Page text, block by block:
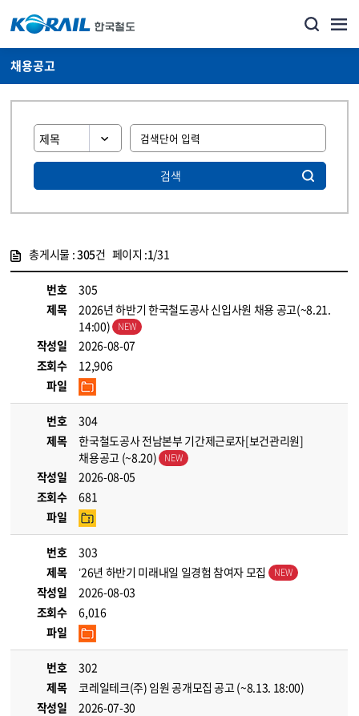
채용공고
검색
총게시물 :305건 페이지 :1/31
번호
305
제목
2026년 하반기 한국철도공사 신입사원 채용 공고(~8.21.
14:00)
작성일
2026-08-07
조회수
12,906
파일
번호
304
제목
한국철도공사 전남본부 기간제근로자[보건관리원]
채용공고 (~8.20)
작성일
2026-08-05
조회수
681
파일
번호
303
제목
’26년 하반기 미래내일 일경험 참여자 모집
작성일
2026-08-03
조회수
6,016
파일
번호
302
제목
코레일테크(주) 임원 공개모집 공고 (~8.13. 18:00)
작성일
2026-07-30